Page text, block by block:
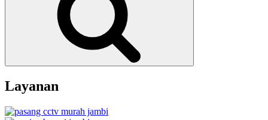
Layanan